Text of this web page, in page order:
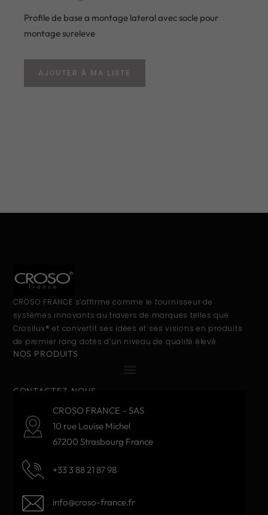
Profile de base a montage lateral avec socle pour
montage sureleve
AJOUTER À MA LISTE
CROSO FRANCE s’affirme comme le fournisseur de
systèmes innovants au travers de marques telles que
Crosilux® et convertit ses idées et ses visions en produits
de premier rang dotés d’un niveau de qualité élevé.
NOS PRODUITS
CONTACTEZ-NOUS
CROSO FRANCE – SAS
10 rue Louise Michel
67200 Strasbourg France
+33 3 88 21 87 98
info@croso-france.fr